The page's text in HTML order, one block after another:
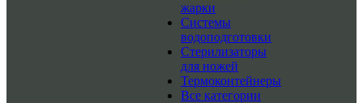
жарки
Системы
водоподготовки
Стерилизаторы
для ножей
Термоконтейнеры
Все категории